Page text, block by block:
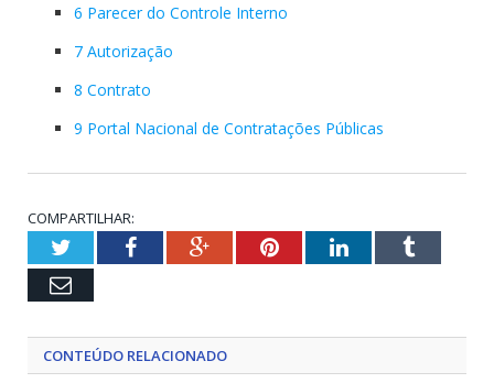
6 Parecer do Controle Interno
7 Autorização
8 Contrato
9 Portal Nacional de Contratações Públicas
COMPARTILHAR:
TwitterFacebookGoogle+PinterestLinkedInTumblr
Email
CONTEÚDO RELACIONADO